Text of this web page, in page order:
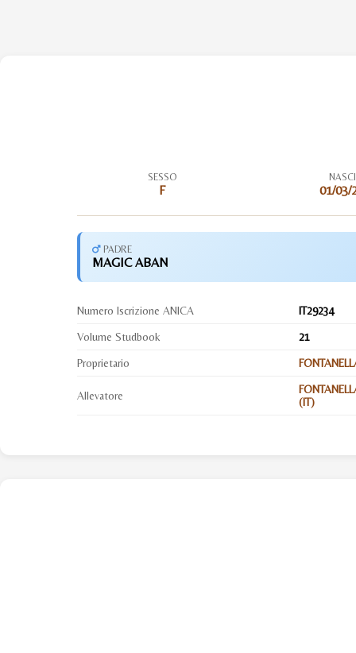
SESSO
F 01/03/
PADRE
MAGIC ABAN
Numero Iscrizione ANICA IT29234
Volume Studbook 21
Proprietario
Allevatore
(IT)